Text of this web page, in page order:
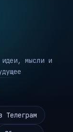
мысли и
Телеграм